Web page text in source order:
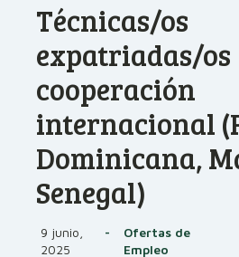
Técnicas/os
expatriadas/os
cooperación
internacional
Dominicana,
Senegal)
9 junio,
2025
-
Ofertas de
Empleo